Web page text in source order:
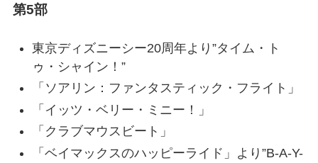
第5部
東京ディズニーシー20周年より”タイム・ト
ゥ・シャイン！”
「ソアリン：ファンタスティック・フライト」
「イッツ・ベリー・ミニー！」
「クラブマウスビート」
「ベイマックスのハッピーライド」より”B-A-Y-